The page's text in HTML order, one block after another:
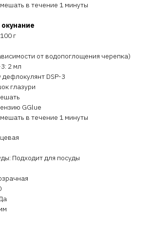
в течение 1 минуты
г
от водопоглощения черепка)
2 мл
дефлокулянт DSP-3
глазури
GGlue
в течение 1 минуты
Подходит для посуды